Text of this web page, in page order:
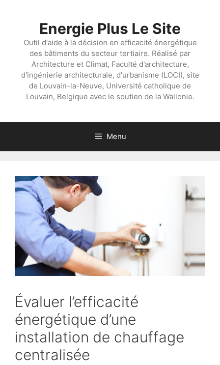
Energie Plus Le Site
Outil d'aide à la décision en efficacité énergétique
des bâtiments du secteur tertiaire. Réalisé par
Architecture et Climat, Faculté d'architecture,
d'ingénierie architecturale, d'urbanisme (LOCI), site
de Louvain-la-Neuve, Université catholique de
Louvain, Belgique avec le soutien de la Wallonie.
Menu
Évaluer l’efficacité
énergétique d’une
installation de chauffage
centralisée